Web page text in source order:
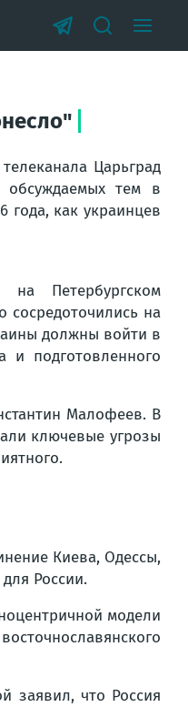
Царьград
тем в
года, как украинцев
на Петербургском
на
должны войти в
и подготовленного
Малофеев. В
ключевые угрозы
Киева, Одессы,
России.
модели
заявил, что Россия